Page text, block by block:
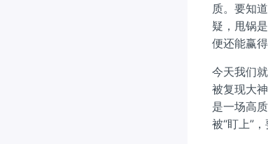
质。要知
疑，甩锅
便还能赢
今天我们
被复现大
是一场高
被“盯上”